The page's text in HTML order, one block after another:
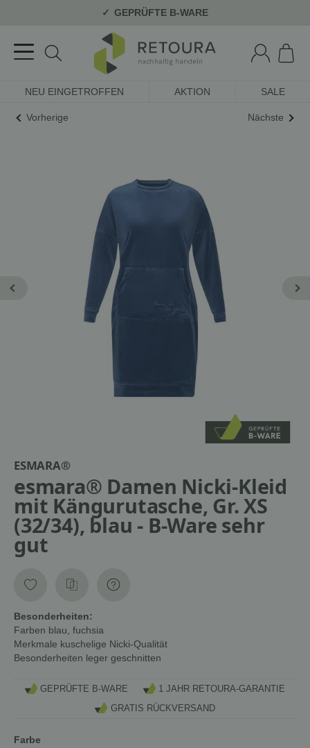
GEPRÜFTE B-WARE
NEU EINGETROFFEN AKTION SALE
Vorherige Nächste
ESMARA®
esmara® Damen Nicki-Kleid
mit Kängurutasche, Gr. XS
(32/34), blau - B-Ware sehr
gut
Besonderheiten:
Farben blau, fuchsia
Merkmale kuschelige Nicki-Qualität
Besonderheiten leger geschnitten
GEPRÜFTE B-WARE
1 JAHR RETOURA-GARANTIE
GRATIS RÜCKVERSAND
Farbe